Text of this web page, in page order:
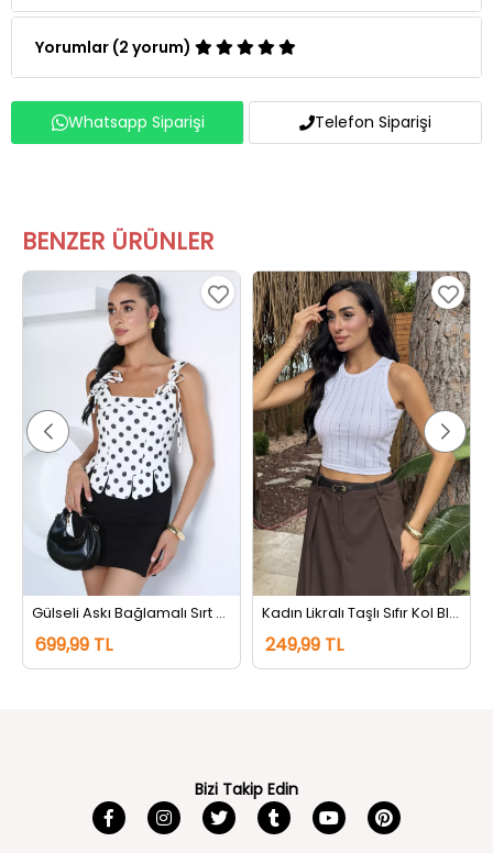
Yorumlar (2 yorum)
Whatsapp Siparişi Telefon Siparişi
BENZER ÜRÜNLER
Gülseli Askı Bağlamalı Sırt Fermuarlı Puantiyeli Bluz Kremsiyahlı
699,99 TL
Kadın Likralı Taşlı Sıfır Kol Bluz Beyaz
249,99 TL
Bizi Takip Edin